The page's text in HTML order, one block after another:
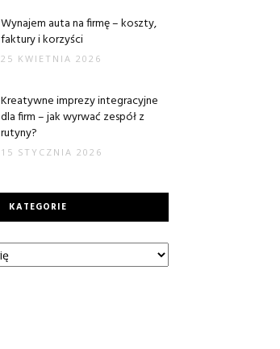
Wynajem auta na firmę – koszty,
faktury i korzyści
25 KWIETNIA 2026
Kreatywne imprezy integracyjne
dla firm – jak wyrwać zespół z
rutyny?
15 STYCZNIA 2026
KATEGORIE